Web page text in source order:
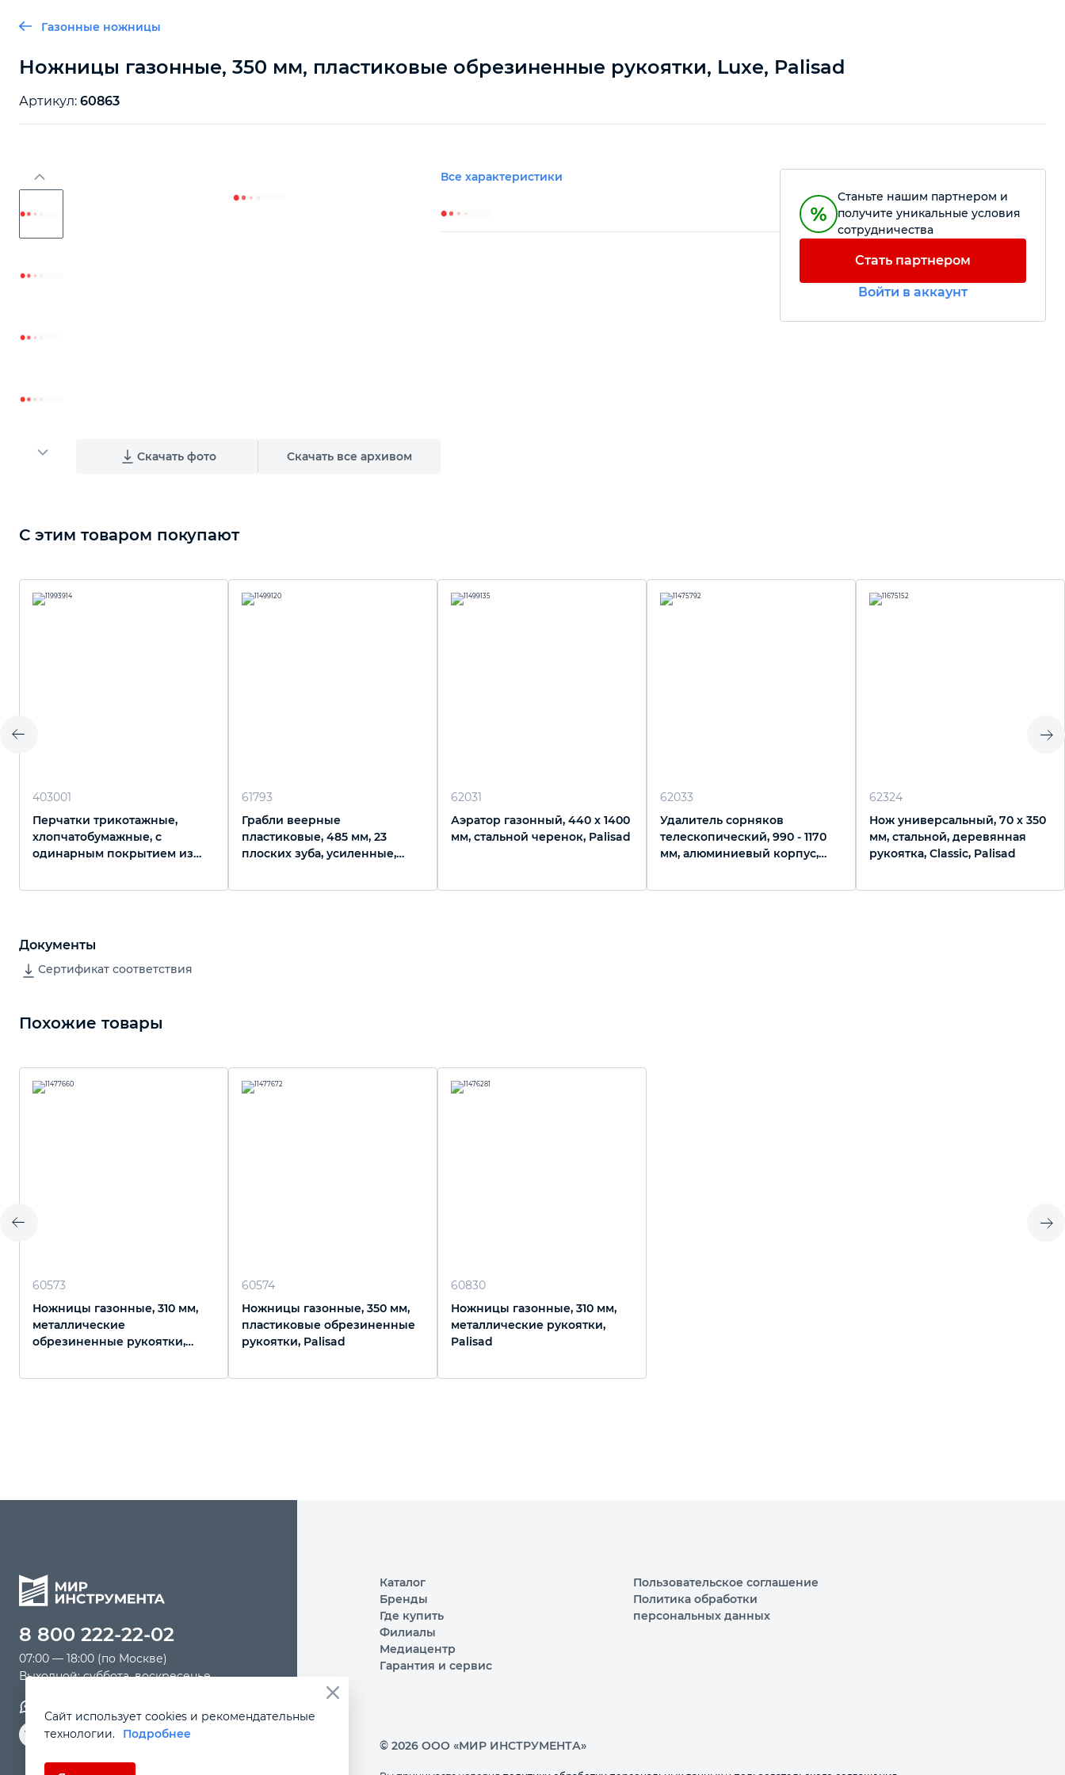
Газонные ножницы
Ножницы газонные, 350 мм, пластиковые обрезиненные рукоятки, Luxe, Palisad
Артикул: 60863
Скачать фото Скачать все архивом
Все характеристики
Станьте нашим партнером и
получите уникальные условия
сотрудничества
Стать партнером
Войти в аккаунт
С этим товаром покупают
403001
Перчатки трикотажные,
хлопчатобумажные, с
одинарным покрытием из
61793
Грабли веерные
пластиковые, 485 мм, 23
плоских зуба, усиленные,
62031
Аэратор газонный, 440 х 1400
мм, стальной черенок, Palisad
62033
Удалитель сорняков
телескопический, 990 - 1170
мм, алюминиевый корпус,
62324
Нож универсальный, 70 х 350
мм, стальной, деревянная
рукоятка, Classic, Palisad
Документы
Сертификат соответствия
Похожие товары
60573
Ножницы газонные, 310 мм,
металлические
обрезиненные рукоятки,
60574
Ножницы газонные, 350 мм,
пластиковые обрезиненные
рукоятки, Palisad
60830
Ножницы газонные, 310 мм,
металлические рукоятки,
Palisad
8 800 222-22-02
07:00 — 18:00 (по Москве)
Выходной: суббота, воскресенье
Каталог
Бренды
Где купить
Филиалы
Медиацентр
Гарантия и сервис
Пользовательское соглашение
Политика обработки
персональных данных
© 2026 ООО «МИР ИНСТРУМЕНТА»
Сайт использует cookies и рекомендательные
технологии.
Подробнее